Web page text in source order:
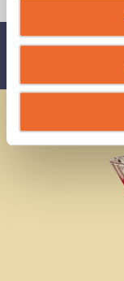
CONDIVIDI SU